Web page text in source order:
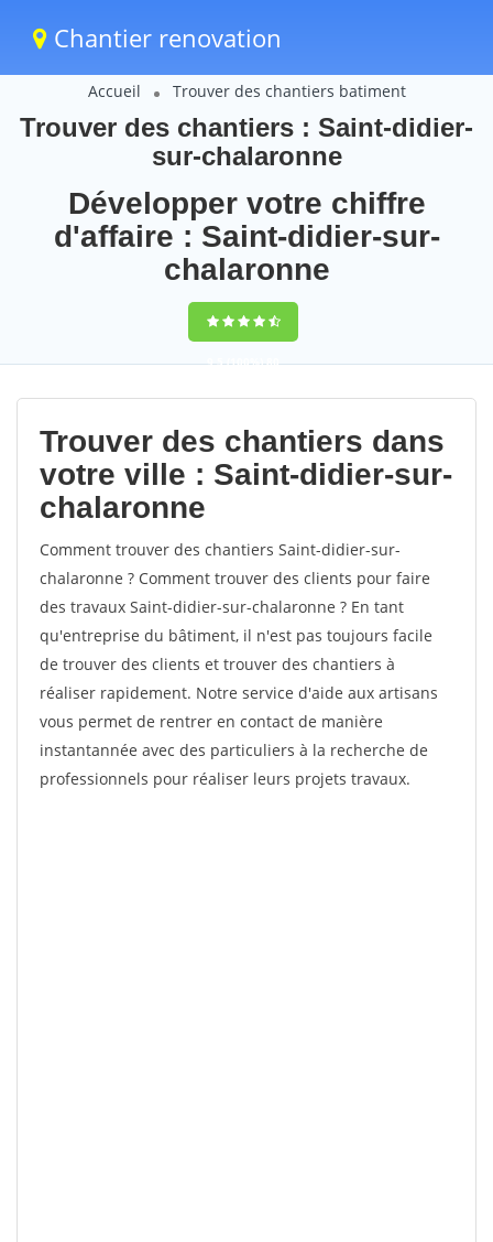
Chantier renovation
Accueil Trouver des chantiers batiment
Trouver des chantiers : Saint-didier-
sur-chalaronne
Développer votre chiffre
d'affaire : Saint-didier-sur-
chalaronne
9,5(100%)80
votes
Trouver des chantiers dans
votre ville : Saint-didier-sur-
chalaronne
Comment trouver des chantiers Saint-didier-sur-
chalaronne ? Comment trouver des clients pour faire
des travaux Saint-didier-sur-chalaronne ? En tant
qu'entreprise du bâtiment, il n'est pas toujours facile
de trouver des clients et trouver des chantiers à
réaliser rapidement. Notre service d'aide aux artisans
vous permet de rentrer en contact de manière
instantannée avec des particuliers à la recherche de
professionnels pour réaliser leurs projets travaux.